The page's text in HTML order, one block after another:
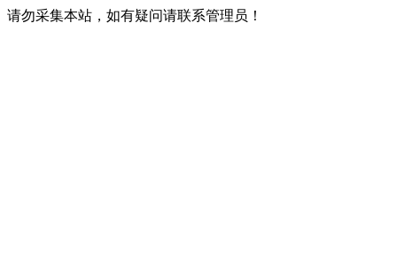
请勿采集本站，如有疑问请联系管理员！